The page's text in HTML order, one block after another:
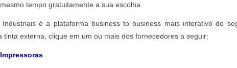
tempo gratuitamente a sua escolha
é a plataforma business to business mais interativo do
externa, clique em um ou mais dos fornecedores a seguir: